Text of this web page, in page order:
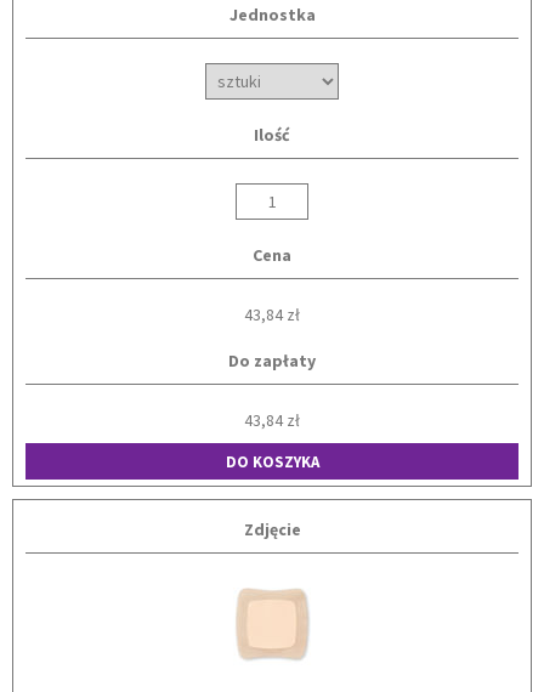
Jednostka
Ilość
Cena
43,84 zł
Do zapłaty
43,84 zł
DO KOSZYKA
Zdjęcie